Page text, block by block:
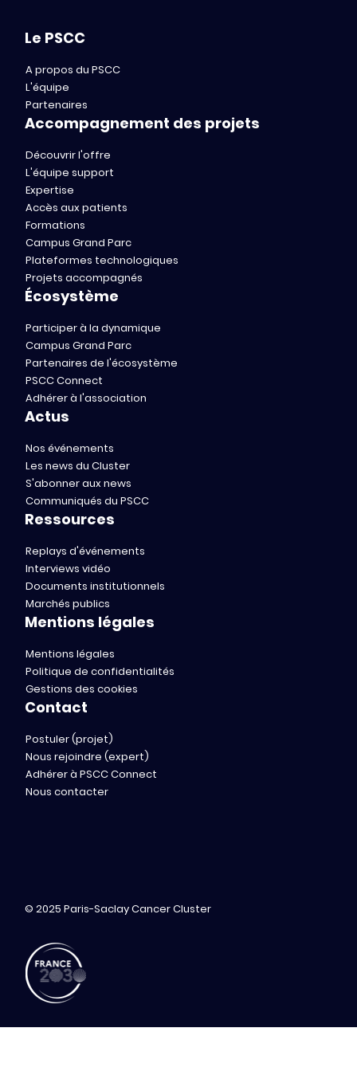
Le PSCC
A propos du PSCC
L'équipe
Partenaires
Accompagnement des projets
Découvrir l'offre
L'équipe support
Expertise
Accès aux patients
Formations
Campus Grand Parc
Plateformes technologiques
Projets accompagnés
Écosystème
Participer à la dynamique
Campus Grand Parc
Partenaires de l'écosystème
PSCC Connect
Adhérer à l'association
Actus
Nos événements
Les news du Cluster
S'abonner aux news
Communiqués du PSCC
Ressources
Replays d'événements
Interviews vidéo
Documents institutionnels
Marchés publics
Mentions légales
Mentions légales
Politique de confidentialités
Gestions des cookies
Contact
Postuler (projet)
Nous rejoindre (expert)
Adhérer à PSCC Connect
Nous contacter
© 2025 Paris-Saclay Cancer Cluster